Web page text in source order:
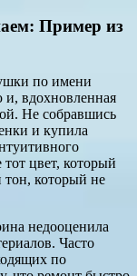
Пример из
по имени
вдохновленная
Не собравшись
и купила
цвет, который
который не
недооценила
Часто
по